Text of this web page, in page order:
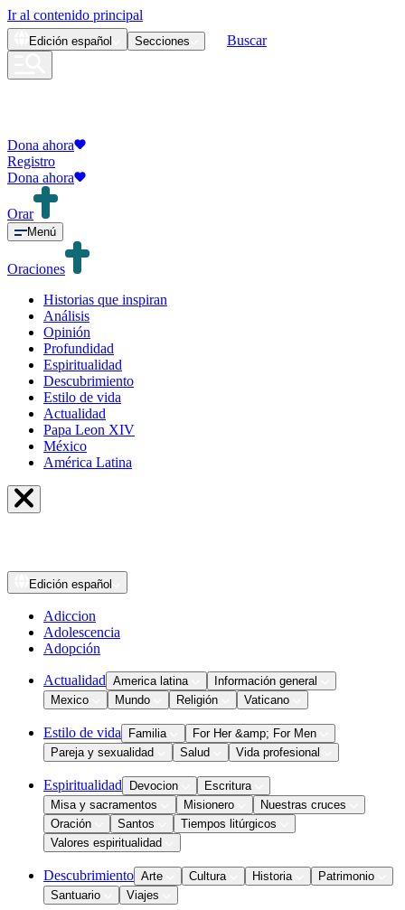
Ir al contenido principal
Edición español Secciones Buscar
Dona ahora
Registro
Dona ahora
Orar
Menú
Oraciones
Historias que inspiran
Análisis
Opinión
Profundidad
Espiritualidad
Descubrimiento
Estilo de vida
Actualidad
Papa Leon XIV
México
América Latina
Edición español
Adiccion
Adolescencia
Adopción
Actualidad America latina
Información general
Mexico
Mundo Religión Vaticano
Estilo de vida Familia
For Her &amp; For Men
Pareja y sexualidad
Salud Vida profesional
Espiritualidad Devocion
Escritura
Misa y sacramentos
Misionero
Nuestras cruces
Oración
Santos
Tiempos litúrgicos
Valores espiritualidad
Descubrimiento Arte Cultura Historia
Patrimonio
Santuario
Viajes